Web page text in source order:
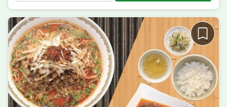
業態 和食 串焼
住所
東京都足立区千住2-62-12 プラティネール第２ビル ２
Ｆ
席数 100席以上
単価 3000円〜4000円